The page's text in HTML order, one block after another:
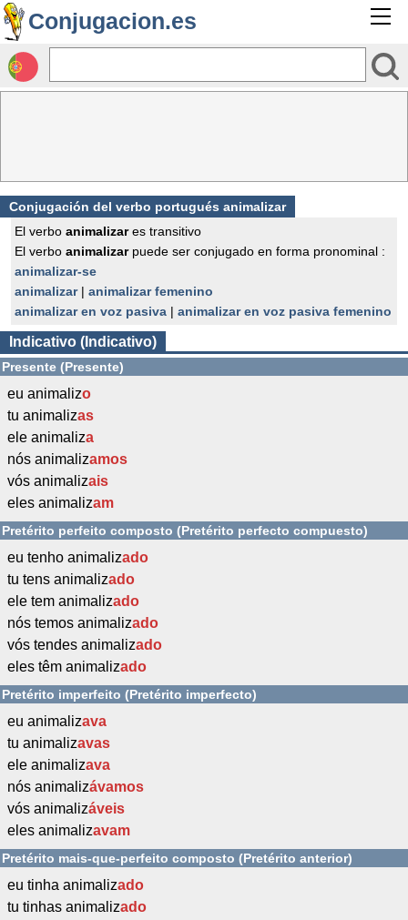
Conjugacion.es
Conjugación del verbo portugués animalizar
El verbo animalizares transitivo
El verbo animalizarpuede ser conjugado en forma pronominal :
animalizar-se
animalizar| animalizar femenino
animalizar en voz pasiva | animalizar en voz pasiva femenino
Indicativo (Indicativo)
Presente (Presente)
eu animalizo
tu animalizas
ele animaliza
nós animalizamos
vós animalizais
eles animalizam
Pretérito perfeito composto (Pretérito perfecto compuesto)
eu tenho animalizado
tu tens animalizado
ele tem animalizado
nós temos animalizado
vós tendes animalizado
eles têm animalizado
Pretérito imperfeito (Pretérito imperfecto)
eu animalizava
tu animalizavas
ele animalizava
nós animalizávamos
vós animalizáveis
eles animalizavam
Pretérito mais-que-perfeito composto (Pretérito anterior)
eu tinha animalizado
tu tinhas animalizado